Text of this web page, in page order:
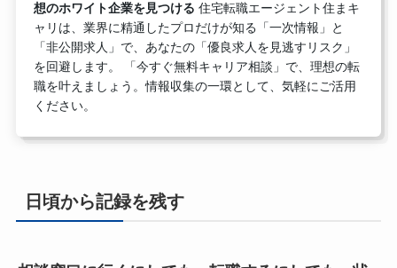
想のホワイト企業を見つける 住宅転職エージェント住まキ
ャリは、業界に精通したプロだけが知る「一次情報」と
「非公開求人」で、あなたの「優良求人を見逃すリスク」
を回避します。 「今すぐ無料キャリア相談」で、理想の転
職を叶えましょう。情報収集の一環として、気軽にご活用
ください。
日頃から記録を残す